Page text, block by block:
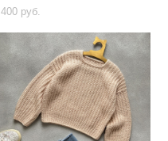
400 pуб.